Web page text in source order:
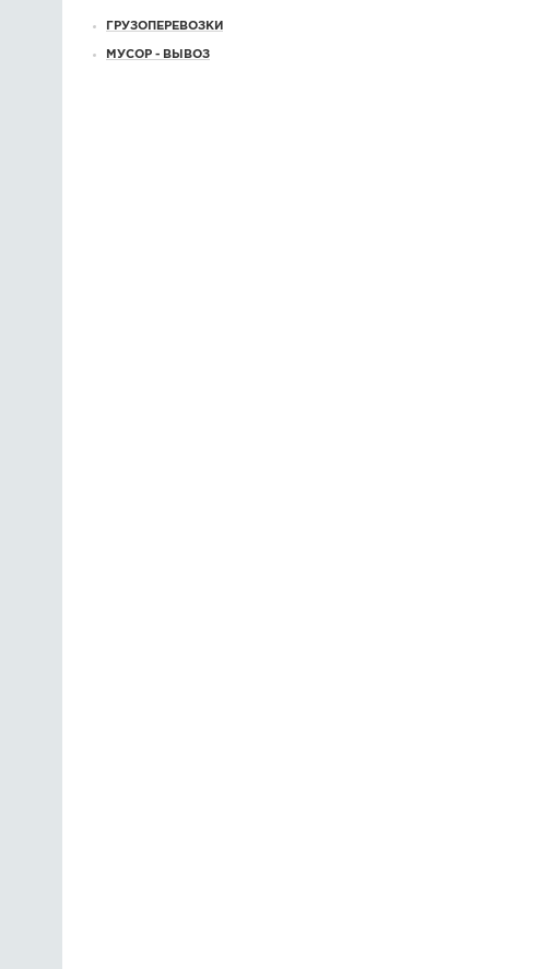
ГРУЗОПЕРЕВОЗКИ
МУСОР - ВЫВОЗ